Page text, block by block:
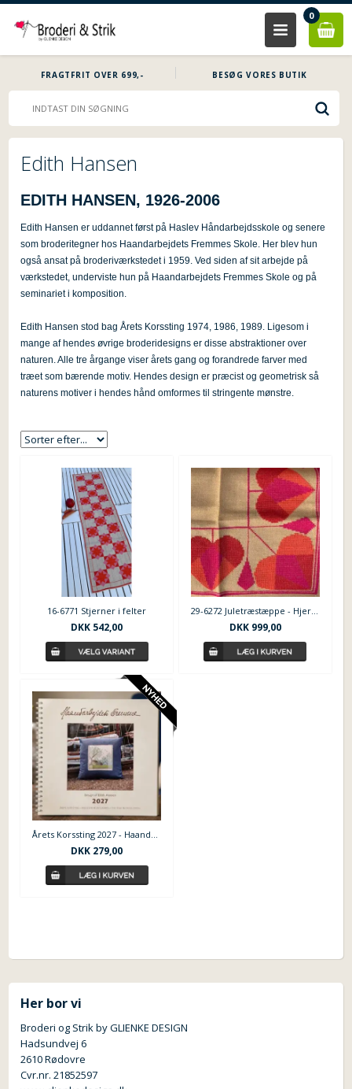
0
FRAGTFRIT OVER 699,- BESØG VORES BUTIK
Edith Hansen
EDITH HANSEN, 1926-2006
Edith Hansen er uddannet først på Haslev Håndarbejdsskole og senere
som broderitegner hos Haandarbejdets Fremmes Skole. Her blev hun
også ansat på broderiværkstedet i 1959. Ved siden af sit arbejde på
værkstedet, underviste hun på Haandarbejdets Fremmes Skole og på
seminariet i komposition.
Edith Hansen stod bag Årets Korssting 1974, 1986, 1989. Ligesom i
mange af hendes øvrige broderidesigns er disse abstraktioner over
naturen. Alle tre årgange viser årets gang og forandrede farver med
træet som bærende motiv. Hendes design er præcist og geometrisk så
naturens motiver i hendes hånd omformes til stringente mønstre.
16-6771 Stjerner i felter
DKK 542,00 DKK999,00
DKK 279,00
Her bor vi
Broderi og Strik by GLIENKE DESIGN
Hadsundvej 6
2610 Rødovre
Cvr.nr. 21852597